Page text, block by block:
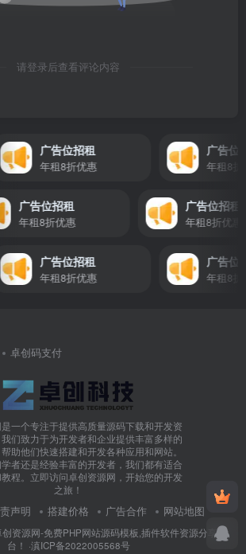
请登录后查看评论内容
广告位招租
年租8折优惠
广告位招租
年租8折优
广告位招租
年租8折优惠
广告位
年租8折
广告位招租
年租8折优惠
广告位招租
年租8折优
卓创码支付
一个专注于提供高质量源码下载和开发资
们致力于为开发者和企业提供丰富多样的
助他们快速搭建和开发各种应用和网站。
者还是经验丰富的开发者，我们都有适合
程。立即访问卓创资源网，开始您的开发
之旅！
声明 搭建价格 广告合作 网站地图
创资源网-免费PHP网站源码模板,插件软件资源分享平
台！ ·滇ICP备2022005568号